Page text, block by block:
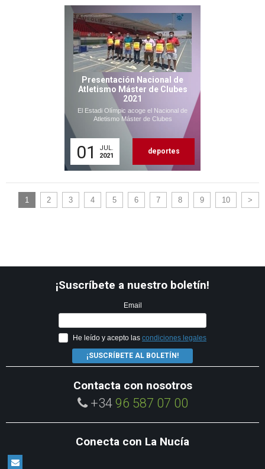
Presentación Nacional de
Atletismo Máster de Clubes
2021
El Estadi Olímpic acoge el Nacional de
Atletismo Máster de Clubes
01
JUL.
2021
deportes
1 2 3 4 5 6 7 8 9 10 >
¡Suscríbete a nuestro boletín!
Email
He leído y acepto las condiciones legales
¡SUSCRÍBETE AL BOLETÍN!
Contacta con nosotros
+34 96 587 07 00
Conecta con La Nucía